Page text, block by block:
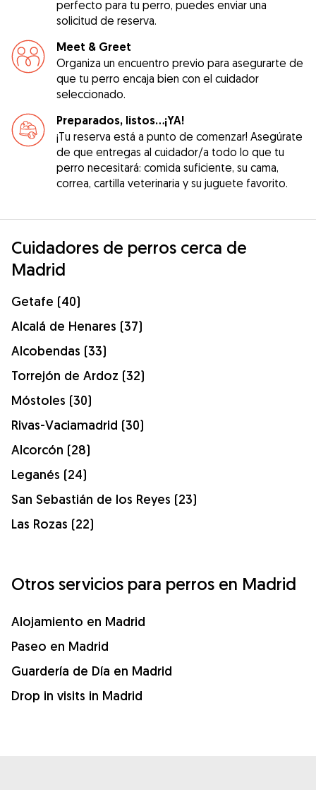
perfecto para tu perro, puedes enviar una
solicitud de reserva.
Meet & Greet
Organiza un encuentro previo para asegurarte de
que tu perro encaja bien con el cuidador
seleccionado.
Preparados, listos...¡YA!
¡Tu reserva está a punto de comenzar! Asegúrate
de que entregas al cuidador/a todo lo que tu
perro necesitará: comida suficiente, su cama,
correa, cartilla veterinaria y su juguete favorito.
Cuidadores de perros cerca de
Madrid
Getafe (40)
Alcalá de Henares (37)
Alcobendas (33)
Torrejón de Ardoz (32)
Móstoles (30)
Rivas-Vaciamadrid (30)
Alcorcón (28)
Leganés (24)
San Sebastián de los Reyes (23)
Las Rozas (22)
Otros servicios para perros en Madrid
Alojamiento en Madrid
Paseo en Madrid
Guardería de Día en Madrid
Drop in visits in Madrid